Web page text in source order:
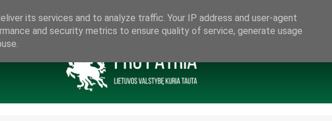
its services and to analyze traffic. Your IP address and user-agent
and security metrics to ensure quality of service, generate usage